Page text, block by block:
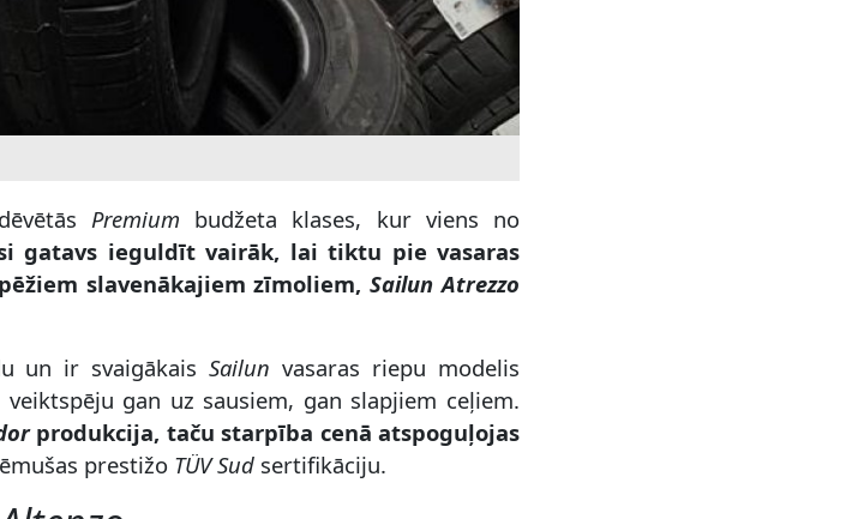
Premium budžeta klases, kur viens no
gatavs ieguldīt vairāk, lai tiktu pie vasaras
slavenākajiem zīmoliem,Sailun Atrezzo
un ir svaigākaisSailun vasaras riepu modelis
gan uz sausiem, gan slapjiem ceļiem.
produkcija, taču starpība cenā atspoguļojas
prestižo TÜV Sud sertifikāciju.